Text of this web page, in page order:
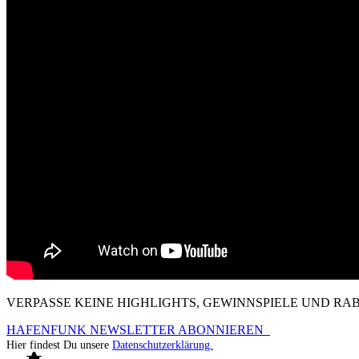
VERPASSE KEINE HIGHLIGHTS, GEWINNSPIELE UND
HAFENFUNK NEWSLETTER ABONNIEREN
Hier findest Du unsere Datenschutzerklärung.